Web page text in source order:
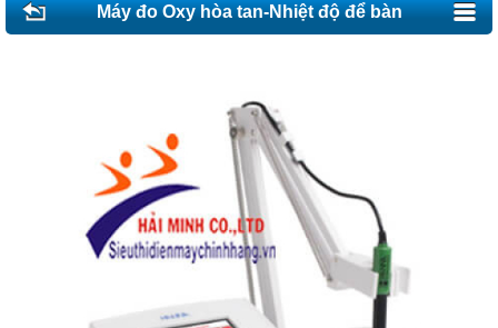
Máy đo Oxy hòa tan-Nhiệt độ để bàn